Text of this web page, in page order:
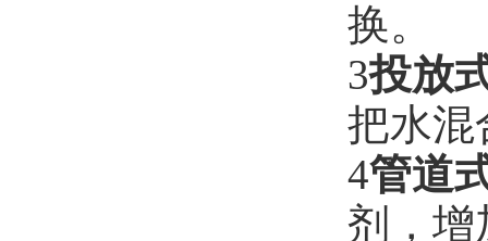
换。
3投放
把水混
4管道
剂，增